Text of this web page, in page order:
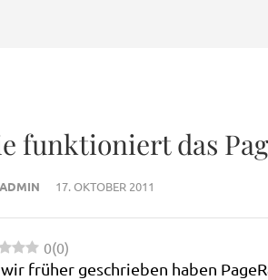
funktioniert das
ADMIN 17. OKTOBER 2011
0(0)
früher geschrieben haben